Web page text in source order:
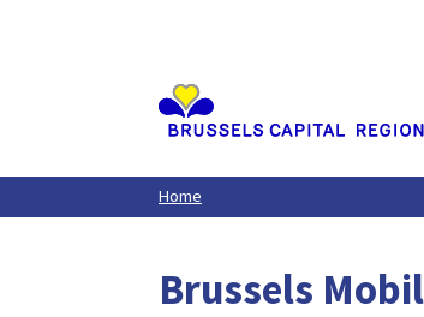
Home
Brussels